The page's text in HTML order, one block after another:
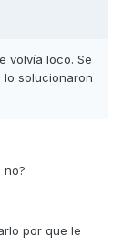
volvía loco. Se
lo solucionaron
no?
por que le